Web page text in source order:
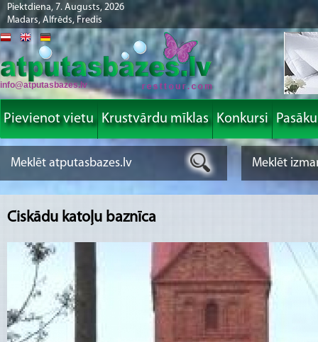
Piektdiena, 7. Augusts, 2026
Madars, Alfrēds, Fredis
info@atputasbazes.lv
Pievienot vietu Krustvārdu mīklas Konkursi
Ciskādu katoļu baznīca